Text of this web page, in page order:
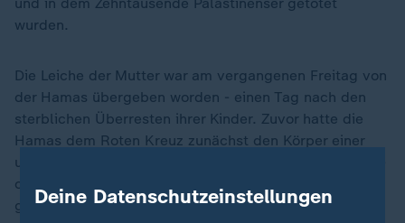
wurden.
Die Leiche der Mutter war am vergangenen Freitag von
der Hamas übergeben worden - einen Tag nach den
sterblichen Überresten ihrer Kinder. Zuvor hatte die
Hamas dem Roten Kreuz zunächst den Körper einer
unbekannten Frau ausgehändigt. Diese Verwechslung -
ob absichtlich oder versehentlich - sorgte in Israel für
große Empörung.
Deine Datenschutzeinstellungen